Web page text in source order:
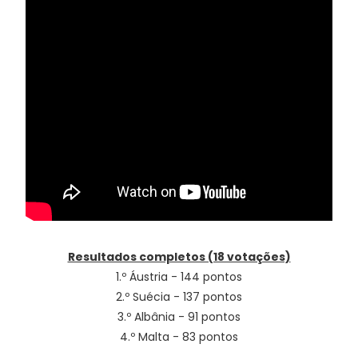
Resultados completos (18 votações)
1.º Áustria - 144 pontos
2.º Suécia - 137 pontos
3.º Albânia - 91 pontos
4.º Malta - 83 pontos